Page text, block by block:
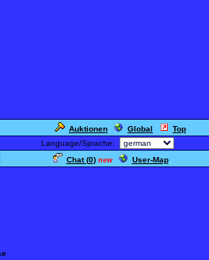
Auktionen Global Top
Language/Sprache:
Chat (0) new User-Map